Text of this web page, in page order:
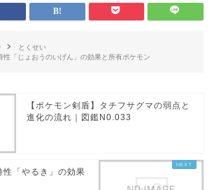
とくせい
性「じょおうのいげん」の効果と所有ポケモン
【ポケモン剣盾】タチフサグマの弱点と
進化の流れ｜図鑑N0.033
性「やるき」の効果